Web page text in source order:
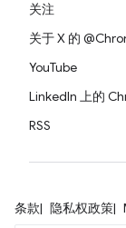
关注
关于 X 的
YouTube
LinkedIn 上的
RSS
条款 隐私权政策